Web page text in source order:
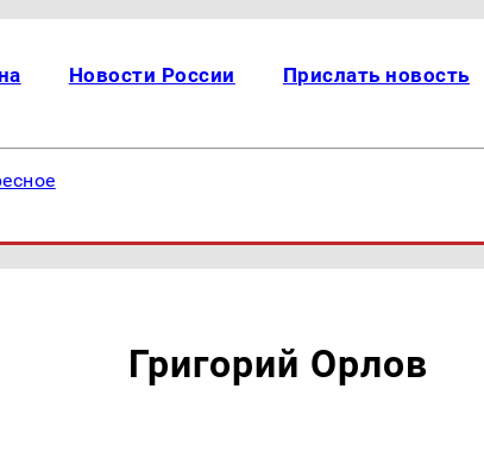
Новости России Прислать новость
Григорий Орлов